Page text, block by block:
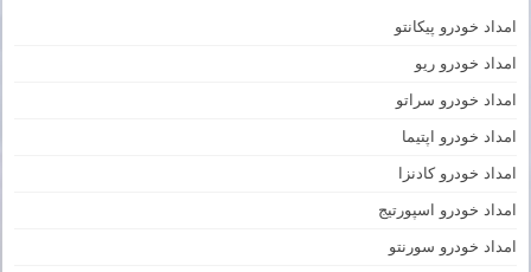
امداد خودرو پیکانتو
امداد خودرو ریو
امداد خودرو سراتو
امداد خودرو اپتیما
امداد خودرو کادنزا
امداد خودرو اسپورتیج
امداد خودرو سورنتو